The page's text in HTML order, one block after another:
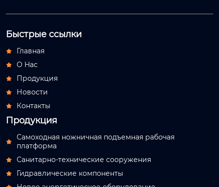
Быстрые ссылки
 Главная
 О Hас
 Продукция
 Новости
 Контакты
Продукция

Самоходная ножничная подъемная рабочая
платформа
 Санитарно-технические сооружения
 Гидравлические компоненты